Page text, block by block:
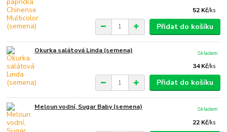
52 Kč/ks
Přidat do košíku
Okurka salátová Linda (semena)
34 Kč/ks
Skladem
Přidat do košíku
Meloun vodní, Sugar Baby (semena)
22 Kč/ks
Skladem